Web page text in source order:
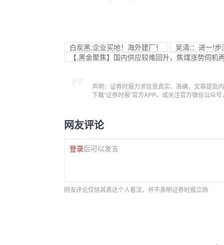
白炭黑,企业买地！海外建厂！
吴清;：进一!
【,黑金聚焦】国内供应较难回升，焦煤涨势伺机
声明：证券时报力求信息真实、准确，文章提及
下载“证券时报”官方APP，或关注官方微信公众
网友评论
登录后可以发言
网友评论仅供其表达个人看法，并不表明证券时报立场